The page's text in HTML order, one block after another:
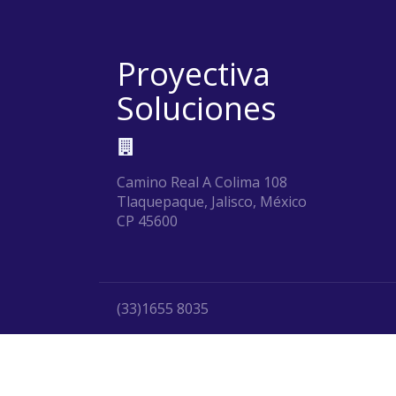
Proyectiva
Soluciones
Camino Real A Colima 108
Tlaquepaque, Jalisco, México
CP 45600
(33)1655 8035